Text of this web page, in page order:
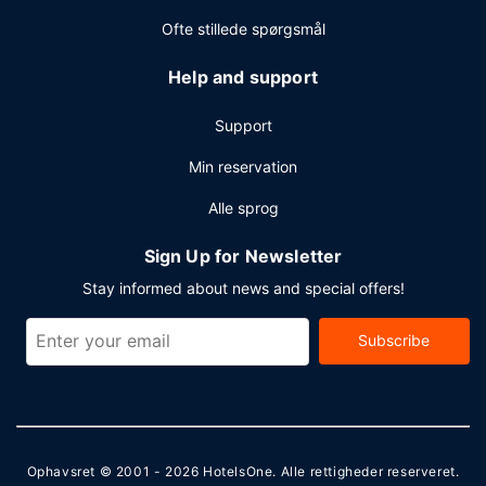
selvstændig parkering er til rådighed på stedet.
Ofte stillede spørgsmål
Help and support
Support
Min reservation
Alle sprog
Sign Up for Newsletter
Stay informed about news and special offers!
Subscribe
Ophavsret © 2001 - 2026 HotelsOne. Alle rettigheder reserveret.